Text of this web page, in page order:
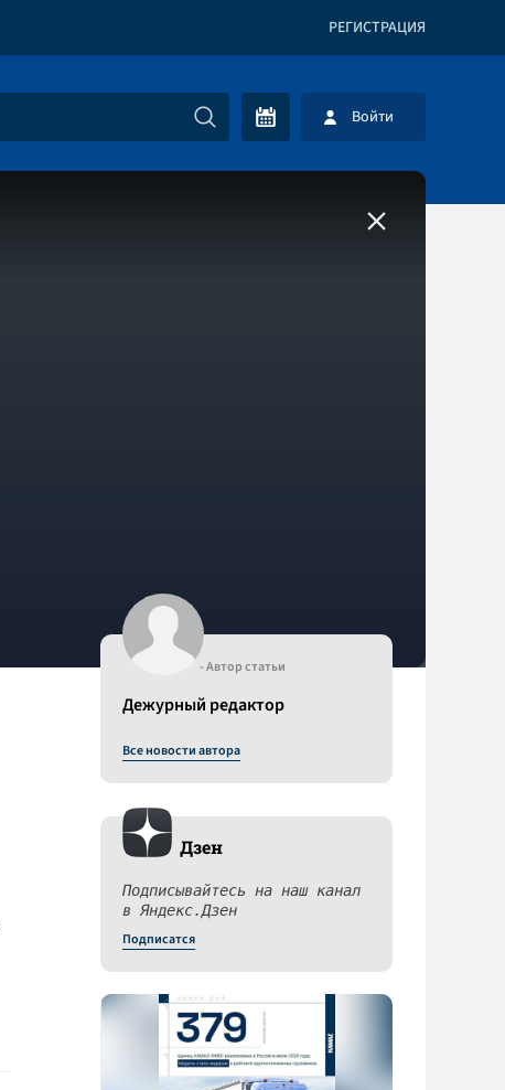
РЕГИСТРАЦИЯ
Войти
- Автор статьи
Дежурный редактор
Все новости автора
Дзен
Подписывайтесь на наш канал
в Яндекс.Дзен
Подписатся